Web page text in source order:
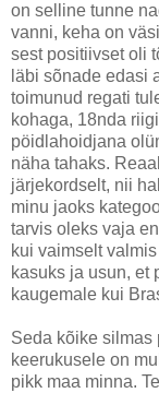
on selline tunne
vanni, keha on
sest positiivset oli
läbi sõnade edasi
toimunud regati
kohaga, 18nda
pöidlahoidjana
näha tahaks.
järjekordselt, nii
minu jaoks
tarvis oleks vaja
kui vaimselt
kasuks ja usun, et
kaugemale kui
Seda kõike silmas
keerukusele on
pikk maa minna.